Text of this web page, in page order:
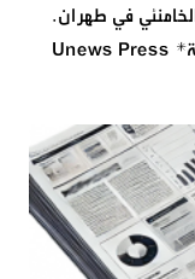
في طهران.
مبايعة للنهج، وتمسكا بالجمهورية الاسلامية* Unews Press